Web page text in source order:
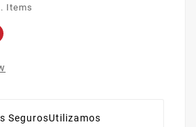
. Items
SegurosUtilizamos